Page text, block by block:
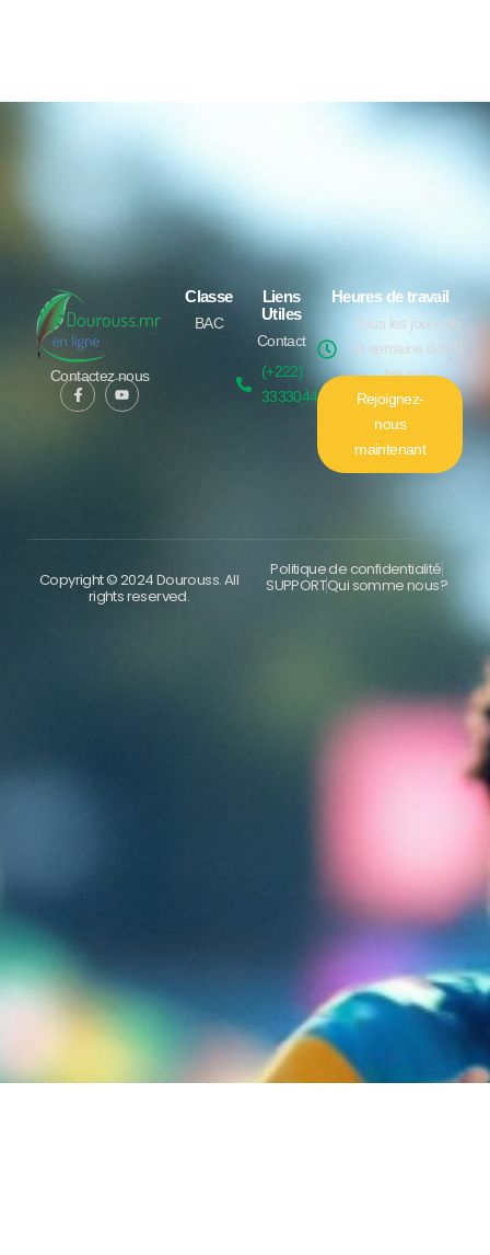
Contactez nous
Classe
BAC
Liens
Utiles
Contact
(+222)
33330448
Heures de travail
Tous les jours de
la semaine dès 9
heures.
Rejoignez-
nous
maintenant
Copyright © 2024 Dourouss. All
rights reserved.
Politique de confidentialité
SUPPORTQui somme nous?